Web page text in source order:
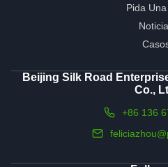
Pida
Beijing Silk Road
Co.,
+86 136